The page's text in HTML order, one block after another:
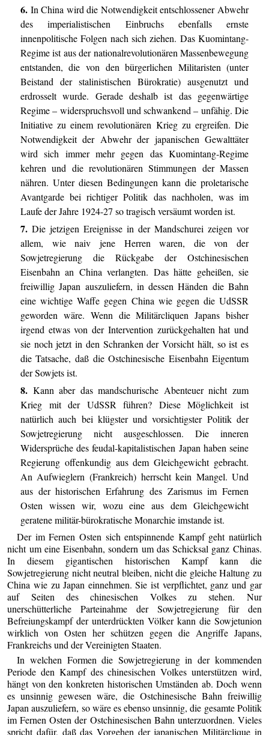
6.In China wird die Notwendigkeit entschlossener Abwehr
des imperialistischen Einbruchs ebenfalls ernste
innenpolitische Folgen nach sich ziehen. Das Kuomintang-
Regime ist aus der nationalrevolutionären Massenbewegung
entstanden, die von den bürgerlichen Militaristen (unter
Beistand der stalinistischen Bürokratie) ausgenutzt und
erdrosselt wurde. Gerade deshalb ist das gegenwärtige
Regime – widerspruchsvoll und schwankend – unfähig. Die
Initiative zu einem revolutionären Krieg zu ergreifen. Die
Notwendigkeit der Abwehr der japanischen Gewalttäter
wird sich immer mehr gegen das Kuomintang-Regime
kehren und die revolutionären Stimmungen der Massen
nähren. Unter diesen Bedingungen kann die proletarische
Avantgarde bei richtiger Politik das nachholen, was im
Laufe der Jahre 1924-27 so tragisch versäumt worden ist.
7.Die jetzigen Ereignisse in der Mandschurei zeigen vor
allem, wie naiv jene Herren waren, die von der
Sowjetregierung die Rückgabe der Ostchinesischen
Eisenbahn an China verlangten. Das hätte geheißen, sie
freiwillig Japan auszuliefern, in dessen Händen die Bahn
eine wichtige Waffe gegen China wie gegen die UdSSR
geworden wäre. Wenn die Militärcliquen Japans bisher
irgend etwas von der Intervention zurückgehalten hat und
sie noch jetzt in den Schranken der Vorsicht hält, so ist es
die Tatsache, daß die Ostchinesische Eisenbahn Eigentum
der Sowjets ist.
8.Kann aber das mandschurische Abenteuer nicht zum
Krieg mit der UdSSR führen? Diese Möglichkeit ist
natürlich auch bei klügster und vorsichtigster Politik der
Sowjetregierung nicht ausgeschlossen. Die inneren
Widersprüche des feudal-kapitalistischen Japan haben seine
Regierung offenkundig aus dem Gleichgewicht gebracht.
An Aufwieglern (Frankreich) herrscht kein Mangel. Und
aus der historischen Erfahrung des Zarismus im Fernen
Osten wissen wir, wozu eine aus dem Gleichgewicht
geratene militär-bürokratische Monarchie imstande ist.
Der im Fernen Osten sich entspinnende Kampf geht natürlich
nicht um eine Eisenbahn, sondern um das Schicksal ganz Chinas.
In diesem gigantischen historischen Kampf kann die
Sowjetregierung nicht neutral bleiben, nicht die gleiche Haltung zu
China wie zu Japan einnehmen. Sie ist verpflichtet, ganz und gar
auf Seiten des chinesischen Volkes zu stehen. Nur
unerschütterliche Parteinahme der Sowjetregierung für den
Befreiungskampf der unterdrückten Völker kann die Sowjetunion
wirklich von Osten her schützen gegen die Angriffe Japans,
Frankreichs und der Vereinigten Staaten.
In welchen Formen die Sowjetregierung in der kommenden
Periode den Kampf des chinesischen Volkes unterstützen wird,
hängt von den konkreten historischen Umständen ab. Doch wenn
es unsinnig gewesen wäre, die Ostchinesische Bahn freiwillig
Japan auszuliefern, so wäre es ebenso unsinnig, die gesamte Politik
im Fernen Osten der Ostchinesischen Bahn unterzuordnen. Vieles
spricht dafür, daß das Vorgehen der japanischen Militärclique in